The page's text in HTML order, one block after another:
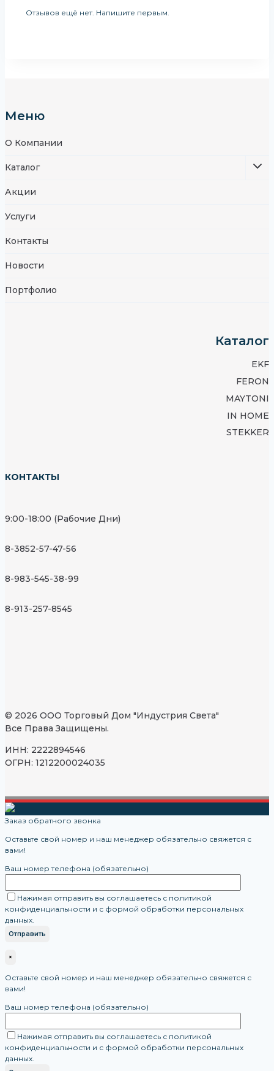
Отзывов ещё нет. Напишите первым.
Меню
О Компании
Каталог
Акции
Услуги
Контакты
Новости
Портфолио
Каталог
EKF
FERON
MAYTONI
IN HOME
STEKKER
КОНТАКТЫ
9:00-18:00 (Рабочие Дни)
8-3852-57-47-56
8-983-545-38-99
8-913-257-8545
© 2026 ООО Торговый Дом "Индустрия Света"
Все Права Защищены.
ИНН: 2222894546
ОГРН: 1212200024035
Заказ обратного звонка
Оставьте свой номер и наш менеджер обязательно свяжется с
вами!
Ваш номер телефона (обязательно)
Нажимая отправить вы соглашаетесь с политикой
конфиденциальности и с формой обработки персональных
данных.
×
Оставьте свой номер и наш менеджер обязательно свяжется с
вами!
Ваш номер телефона (обязательно)
Нажимая отправить вы соглашаетесь с политикой
конфиденциальности и с формой обработки персональных
данных.